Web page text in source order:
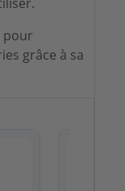
pour
grâce à sa